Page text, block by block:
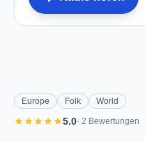
Europe Folk World
starstarstarstarstar5.0· 2 Bewertungen